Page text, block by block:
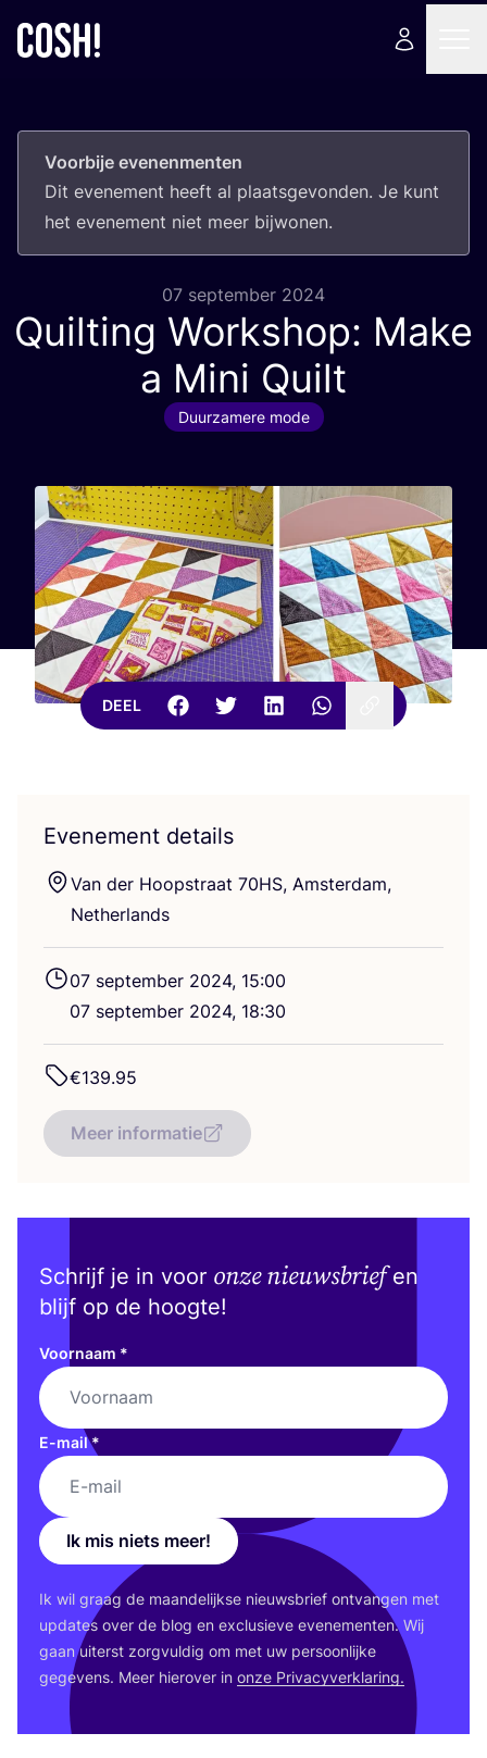
Voorbije evenenmenten
Dit eve­ne­ment heeft al plaats­ge­von­den. Je kunt
het eve­ne­ment niet meer bijwonen.
07 september 2024
Quilting Workshop: Make
a Mini Quilt
Duurzamere mode
DEEL
Evenement details
Van der Hoop­straat 70HS, Amster­dam,
Netherlands
07 sep­tem­ber 2024, 15:00
07 sep­tem­ber 2024, 18:30
€139.95
Meer informatie
Schrijf je in voor onze nieuwsbriefen
blijf op de hoogte!
Voornaam *
E-mail*
Ik mis niets meer!
Ik wil graag de maan­de­lijk­se nieuws­brief ont­van­gen met
upda­tes over de blog en exclu­sie­ve eve­ne­men­ten. Wij
gaan uiterst zorg­vul­dig om met uw per­soon­lij­ke
gege­vens. Meer hier­over in onze Pri­va­cy­ver­kla­ring.